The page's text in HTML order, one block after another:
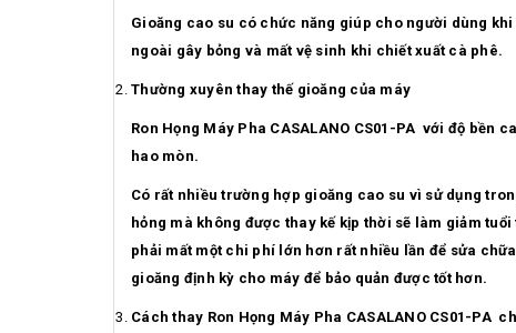
Gioăng cao su có chức năng giúp cho người dùng
ngoài gây bỏng và mất vệ sinh khi chiết xuất cà phê.
Thường xuyên thay thế gioăng của máy
Ron Họng Máy Pha CASALANO CS01-PA với độ
hao mòn.
Có rất nhiều trường hợp gioăng cao su vì sử dụng
hỏng mà không được thay kế kịp thời sẽ làm giảm
phải mất một chi phí lớn hơn rất nhiều lần để sửa
gioăng định kỳ cho máy để bảo quản được tốt hơn.
Cách thay Ron Họng Máy Pha CASALANO CS01-PA